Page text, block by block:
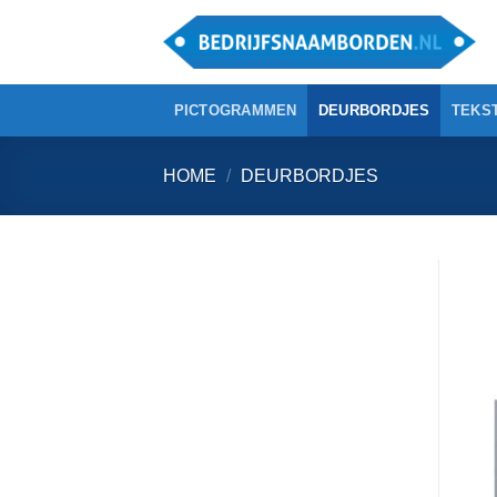
PICTOGRAMMEN DEURBORDJES
HOME / DEURBORDJES